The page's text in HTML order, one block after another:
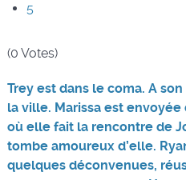
5
(0 Votes)
Trey est dans le coma. A
la ville. Marissa est
où elle fait la rencontre de
tombe amoureux d’elle.
quelques déconvenues,